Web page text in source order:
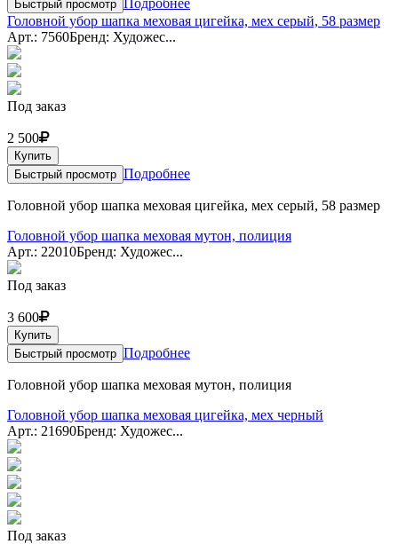
Быстрый просмотр
Головной убор шапка меховая цигейка, мех серый, 58 размер
Арт.: 7560Бренд: Художес...
Под заказ
2 500
Купить
Быстрый просмотр Подробнее
Головной убор шапка меховая цигейка, мех серый, 58 размер
Головной убор шапка меховая мутон, полиция
Арт.: 22010Бренд: Художес...
Под заказ
3 600
Купить
Быстрый просмотр Подробнее
Головной убор шапка меховая мутон, полиция
Головной убор шапка меховая цигейка, мех черный
Арт.: 21690Бренд: Художес...
Под заказ